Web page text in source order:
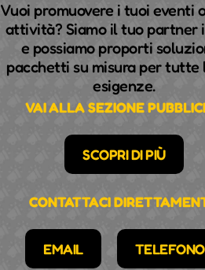
Vuoi promuovere i tuoi eventi
attività? Siamo il tuo partner
e possiamo proporti
pacchetti su misura per tutte
esigenze.
VAI ALLA SEZIONE
SCOPRI DI PIÙ
CONTATTACI
EMAIL TELEFONO